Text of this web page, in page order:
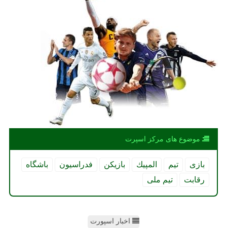
موضوع های مركز اسپرت
بازی تیم المپیك بازیكن فدراسیون
باشگاه
رقابت
تیم ملی
اخبار اسپورت